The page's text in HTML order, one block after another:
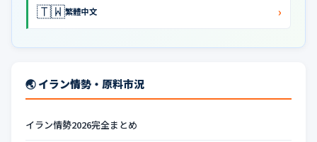
🇹🇼繁體中文 ›
🌏 イラン情勢・原料市況
イラン情勢2026完全まとめ